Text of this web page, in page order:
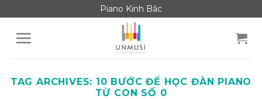
to
content
Piano Kinh Bắc
TAG ARCHIVES: 10 BƯỚC ĐỂ HỌC ĐÀN PIANO
TỪ CON SỐ 0